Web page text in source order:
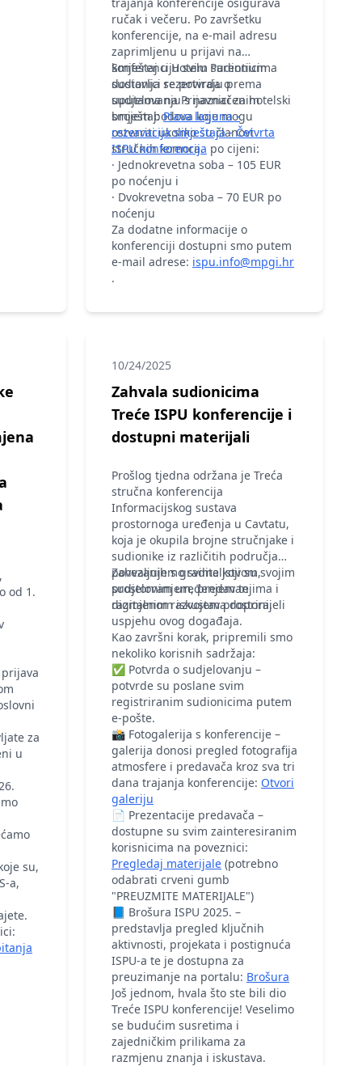
ručak i večeru. Po završetku
konferencije, na e-mail adresu
zaprimljenu u prijavi na
konferenciju svim sudionicima
dostavlja se potvrda o
sudjelovanju s naznačenim
brojem bodova koje mogu
ostvariti ukoliko su članovi
stručnih komora.
Smještaj u Hotelu Parentium
sudionici rezerviraju prema
uputama na Prijavnici za hotelski
smještaj:Plava laguna -
rezervacija smještaja - Četvrta
ISPU konferencija po cijeni:
· Jednokrevetna soba – 105 EUR
po noćenju i
· Dvokrevetna soba – 70 EUR po
noćenju
Za dodatne informacije o
konferenciji dostupni smo putem
e-mail adrese: ispu.info@mpgi.hr
.
od 1.
za
u
su,
a,
10/24/2025
Zahvala sudionicima
Treće ISPU konferencije i
dostupni materijali
Prošlog tjedna održana je Treća
stručna konferencija
Informacijskog sustava
prostornoga uređenja u Cavtatu,
koja je okupila brojne stručnjake i
sudionike iz različitih područja
povezanih s graditeljstvom,
prostornim uređenjem te
digitalnim razvojem prostora.
Zahvaljujemo svima koji su svojim
sudjelovanjem, predavanjima i
razmjenom iskustava doprinijeli
uspjehu ovog događaja.
Kao završni korak, pripremili smo
nekoliko korisnih sadržaja:
✅ Potvrda o sudjelovanju –
potvrde su poslane svim
registriranim sudionicima putem
e-pošte.
📸 Fotogalerija s konferencije –
galerija donosi pregled fotografija
atmosfere i predavača kroz sva tri
dana trajanja konferencije: Otvori
galeriju
📄 Prezentacije predavača –
dostupne su svim zainteresiranim
korisnicima na poveznici:
Pregledaj materijale (potrebno
odabrati crveni gumb
"PREUZMITE MATERIJALE")
📘 Brošura ISPU 2025. –
predstavlja pregled ključnih
aktivnosti, projekata i postignuća
ISPU-a te je dostupna za
preuzimanje na portalu: Brošura
Još jednom, hvala što ste bili dio
Treće ISPU konferencije! Veselimo
se budućim susretima i
zajedničkim prilikama za
razmjenu znanja i iskustava.